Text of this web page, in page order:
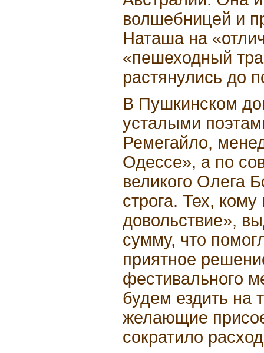
волшебницей и
Наташа на
«пешеходный
растянулись до
В Пушкинском
усталыми
Ремегайло,
Одессе», а по
великого Олега
строга. Тех,
довольствие»,
сумму, что
приятное
фестивального
будем ездить на
желающие
сократило